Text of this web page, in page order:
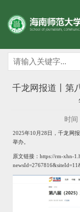
千龙网报道丨第
时间
2025年10月28日，千龙网报
举办。
原文链接： https://rm-xhn-